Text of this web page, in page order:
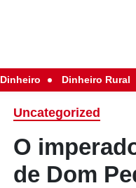
Dinheiro Dinheiro Rural
Uncategorized
O
de Dom